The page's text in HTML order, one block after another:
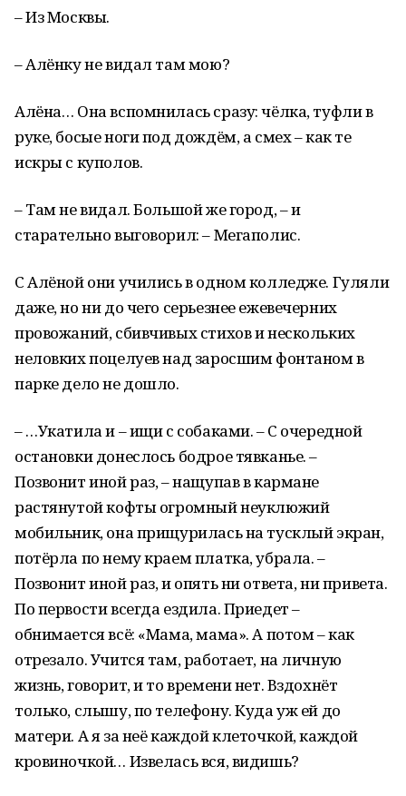
– Из Москвы.
– Алёнку не видал там мою?
Алёна… Она вспомнилась сразу: чёлка, туфли в
руке, босые ноги под дождём, а смех – как те
искры с куполов.
– Там не видал. Большой же город, – и
старательно выговорил: – Мегаполис.
С Алёной они учились в одном колледже. Гуляли
даже, но ни до чего серьезнее ежевечерних
провожаний, сбивчивых стихов и нескольких
неловких поцелуев над заросшим фонтаном в
парке дело не дошло.
– …Укатила и – ищи с собаками. – С очередной
остановки донеслось бодрое тявканье. –
Позвонит иной раз, – нащупав в кармане
растянутой кофты огромный неуклюжий
мобильник, она прищурилась на тусклый экран,
потёрла по нему краем платка, убрала. –
Позвонит иной раз, и опять ни ответа, ни привета.
По первости всегда ездила. Приедет –
обнимается всё: «Мама, мама». А потом – как
отрезало. Учится там, работает, на личную
жизнь, говорит, и то времени нет. Вздохнёт
только, слышу, по телефону. Куда уж ей до
матери. А я за неё каждой клеточкой, каждой
кровиночкой… Извелась вся, видишь?